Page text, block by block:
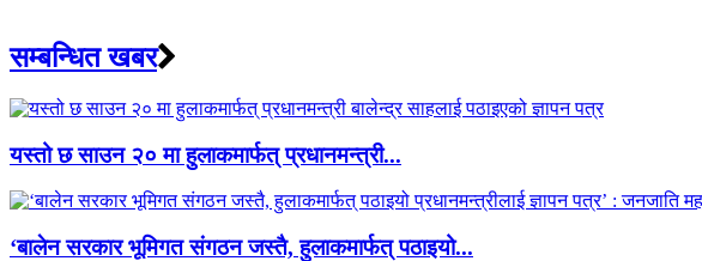
सम्बन्धित खबर
यस्तो छ साउन २० मा हुलाकमार्फत् प्रधानमन्त्री...
‘बालेन सरकार भूमिगत संगठन जस्तै, हुलाकमार्फत् पठाइयो...